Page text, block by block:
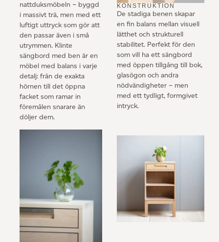
nattduksmöbeln – byggd
i massivt trä, men med ett
luftigt uttryck som gör att
den passar även i små
utrymmen. Klinte
sängbord med ben är en
möbel med balans i varje
detalj: från de exakta
hörnen till det öppna
facket som ramar in
föremålen snarare än
döljer dem.
KONSTRUKTION
De stadiga benen skapar
en fin balans mellan visuell
lätthet och strukturell
stabilitet. Perfekt för den
som vill ha ett sängbord
med öppen tillgång till bok,
glasögon och andra
nödvändigheter – men
med ett tydligt, formgivet
intryck.